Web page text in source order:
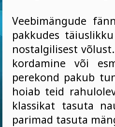
Veebimängude
pakkudes
nostalgilisest
kordamine või
perekond pakub
hoiab teid
klassikat tasuta
parimad tasuta